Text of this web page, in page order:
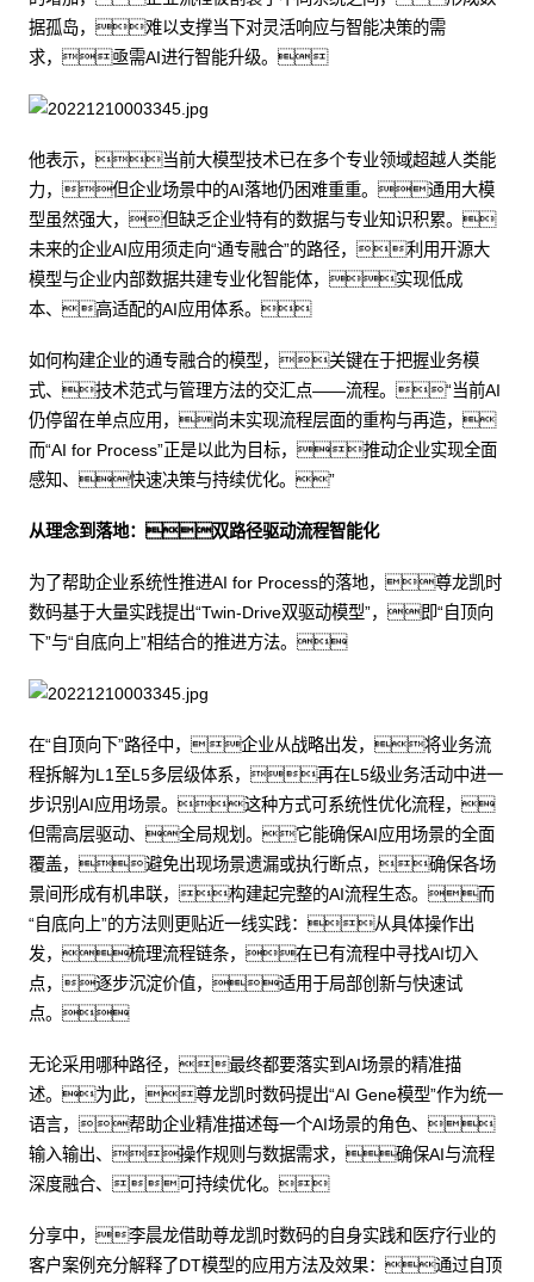
据孤岛，难以支撑当下对灵活响应与智能决策的需
求，亟需AI进行智能升级。
他表示，当前大模型技术已在多个专业领域超越人类能
力，但企业场景中的AI落地仍困难重重。通用大模
型虽然强大，但缺乏企业特有的数据与专业知识积累。
未来的企业AI应用须走向“通专融合”的路径，利用开源大
模型与企业内部数据共建专业化智能体，实现低成
本、高适配的AI应用体系。
如何构建企业的通专融合的模型，关键在于把握业务模
式、技术范式与管理方法的交汇点——流程。“当前AI
仍停留在单点应用，尚未实现流程层面的重构与再造，
而“AI for Process”正是以此为目标，推动企业实现全面
感知、快速决策与持续优化。”
从理念到落地：双路径驱动流程智能化
为了帮助企业系统性推进AI for Process的落地，尊龙凯时
数码基于大量实践提出“Twin-Drive双驱动模型”，即“自顶向
下”与“自底向上”相结合的推进方法。
在“自顶向下”路径中，企业从战略出发，将业务流
程拆解为L1至L5多层级体系，再在L5级业务活动中进一
步识别AI应用场景。这种方式可系统性优化流程，
但需高层驱动、全局规划。它能确保AI应用场景的全面
覆盖，避免出现场景遗漏或执行断点，确保各场
景间形成有机串联，构建起完整的AI流程生态。而
“自底向上”的方法则更贴近一线实践：从具体操作出
发，梳理流程链条，在已有流程中寻找AI切入
点，逐步沉淀价值，适用于局部创新与快速试
点。
无论采用哪种路径，最终都要落实到AI场景的精准描
述。为此，尊龙凯时数码提出“AI Gene模型”作为统一
语言，帮助企业精准描述每一个AI场景的角色、
输入输出、操作规则与数据需求，确保AI与流程
深度融合、可持续优化。
分享中，李晨龙借助尊龙凯时数码的自身实践和医疗行业的
客户案例充分解释了DT模型的应用方法及效果：通过自顶